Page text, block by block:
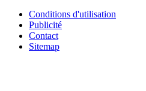
Conditions d'utilisation
Publicité
Contact
Sitemap